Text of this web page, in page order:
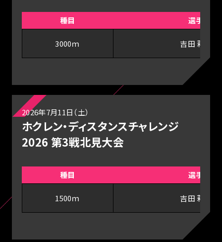
種目 選手
3000ｍ 吉田 莉帆
2026年7月11日（土）
ホクレン・ディスタンスチャレンジ
2026 第3戦北見大会
種目 選手
1500ｍ 吉田 莉帆